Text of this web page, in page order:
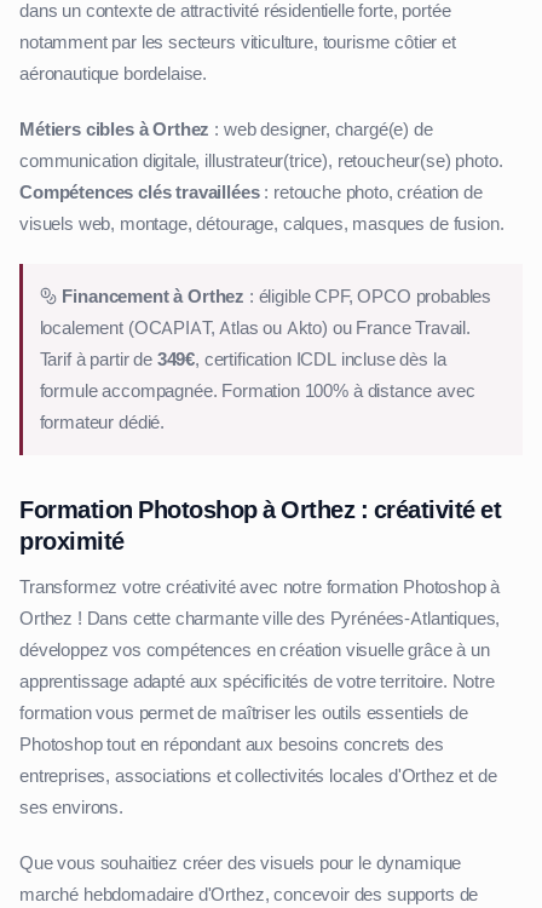
dans un contexte de attractivité résidentielle forte, portée
notamment par les secteurs viticulture, tourisme côtier et
aéronautique bordelaise.
Métiers cibles à Orthez : web designer, chargé(e) de
communication digitale, illustrateur(trice), retoucheur(se) photo.
Compétences clés travaillées: retouche photo, création de
visuels web, montage, détourage, calques, masques de fusion.
Financement à Orthez : éligible CPF, OPCO probables
localement (OCAPIAT, Atlas ou Akto) ou France Travail.
Tarif à partir de 349€, certification ICDL incluse dès la
formule accompagnée. Formation 100% à distance avec
formateur dédié.
Formation Photoshop à Orthez : créativité et
proximité
Transformez votre créativité avec notre formation Photoshop à
Orthez ! Dans cette charmante ville des Pyrénées-Atlantiques,
développez vos compétences en création visuelle grâce à un
apprentissage adapté aux spécificités de votre territoire. Notre
formation vous permet de maîtriser les outils essentiels de
Photoshop tout en répondant aux besoins concrets des
entreprises, associations et collectivités locales d'Orthez et de
ses environs.
Que vous souhaitiez créer des visuels pour le dynamique
marché hebdomadaire d'Orthez, concevoir des supports de